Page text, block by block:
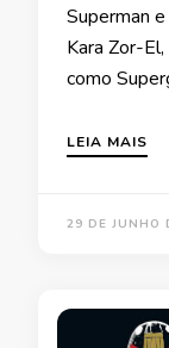
Superman
Kara Zor-
como
LEIA MAIS
29 DE JUNHO